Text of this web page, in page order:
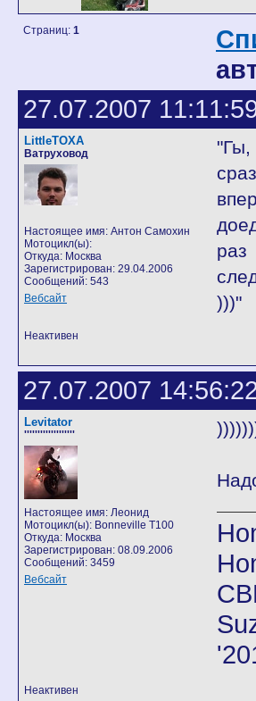
Страниц: 1
27.07.2007
LittleTOXA
Ватруховод
Настоящее имя: Антон Самохин
Мотоцикл(ы):
Откуда: Москва
Зарегистрирован: 29.04.2006
Сообщений: 543
Вебсайт
"Гы,
)))"
Неактивен
27.07.2007
Levitator
'''''''''''''''''''
Настоящее имя: Леонид
Мотоцикл(ы): Bonneville T100
Откуда: Москва
Зарегистрирован: 08.09.2006
Сообщений: 3459
Вебсайт
Неактивен